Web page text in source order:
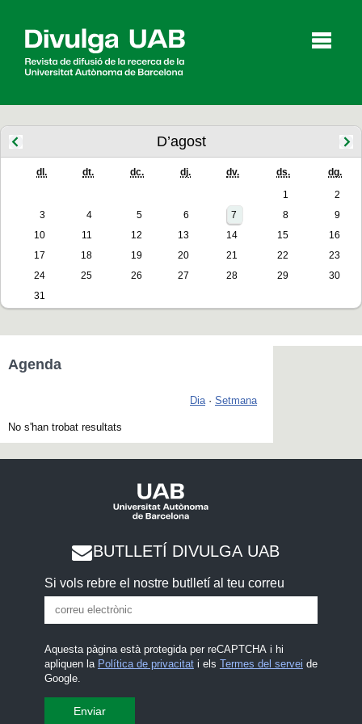
Articles Entrevistes Vídeos
English Español
D’agost
dl. dt. dc. dj. dv. ds. dg.
1
2
3
4 5 6 7 8
9
10
11 12 13 14 15
16
17
18 19 20 21 22
23
24
25 26 27 28 29
30
31
Agenda
Dia · Setmana
No s'han trobat resultats
BUTLLETÍ DIVULGA UAB
Si vols rebre el nostre butlletí al teu correu
Aquesta pàgina està protegida per reCAPTCHA i hi
apliquen la Política de privacitati els Termes del servei de
Google.